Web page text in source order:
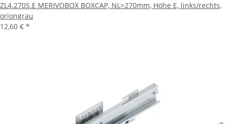
ZL4.270S.E MERIVOBOX BOXCAP, NL=270mm, Höhe E, links/rechts,
oriongrau
12,60 € *